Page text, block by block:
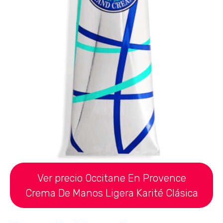
Ver precio Occitane En Provence
Crema De Manos Ligera Karité Clásica